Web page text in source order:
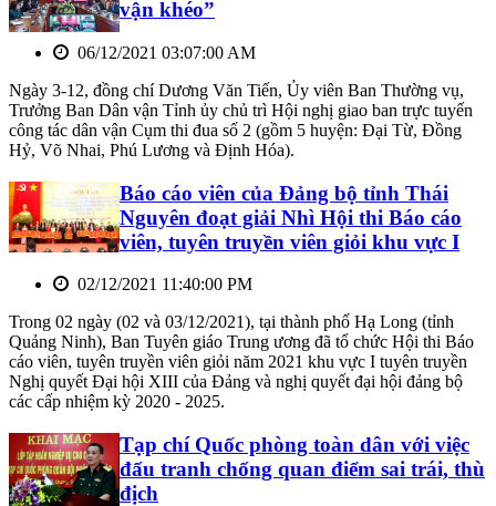
vận khéo”
06/12/2021 03:07:00 AM
Ngày 3-12, đồng chí Dương Văn Tiến, Ủy viên Ban Thường vụ,
Trưởng Ban Dân vận Tỉnh ủy chủ trì Hội nghị giao ban trực tuyến
công tác dân vận Cụm thi đua số 2 (gồm 5 huyện: Đại Từ, Đồng
Hỷ, Võ Nhai, Phú Lương và Định Hóa).
Báo cáo viên của Đảng bộ tỉnh Thái
Nguyên đoạt giải Nhì Hội thi Báo cáo
viên, tuyên truyền viên giỏi khu vực I
02/12/2021 11:40:00 PM
Trong 02 ngày (02 và 03/12/2021), tại thành phố Hạ Long (tỉnh
Quảng Ninh), Ban Tuyên giáo Trung ương đã tổ chức Hội thi Báo
cáo viên, tuyên truyền viên giỏi năm 2021 khu vực I tuyên truyền
Nghị quyết Đại hội XIII của Đảng và nghị quyết đại hội đảng bộ
các cấp nhiệm kỳ 2020 - 2025.
Tạp chí Quốc phòng toàn dân với việc
đấu tranh chống quan điểm sai trái, thù
địch